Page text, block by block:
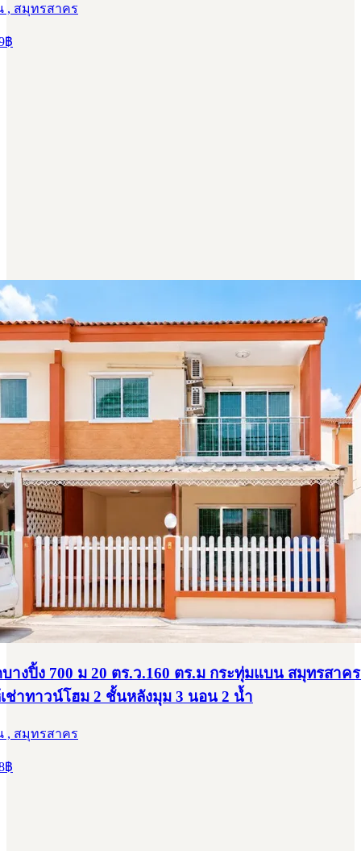
, สมุทรสาคร
฿
างปิ้ง 700 ม 20 ตร.ว.160 ตร.ม กระทุ่มแบน สมุทรสาค
เช่าทาวน์โฮม 2 ชั้นหลังมุม 3 นอน 2 น้ำ
, สมุทรสาคร
฿